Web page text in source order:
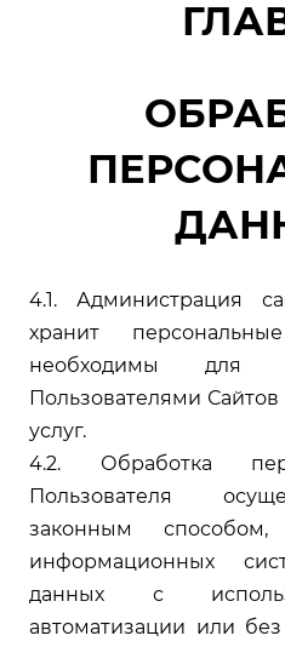
4.1. Администрация
хранит
необходимы для
Пользователями
услуг.
4.2. Обработка
Пользователя
законным
информационных
данных с
автоматизации или